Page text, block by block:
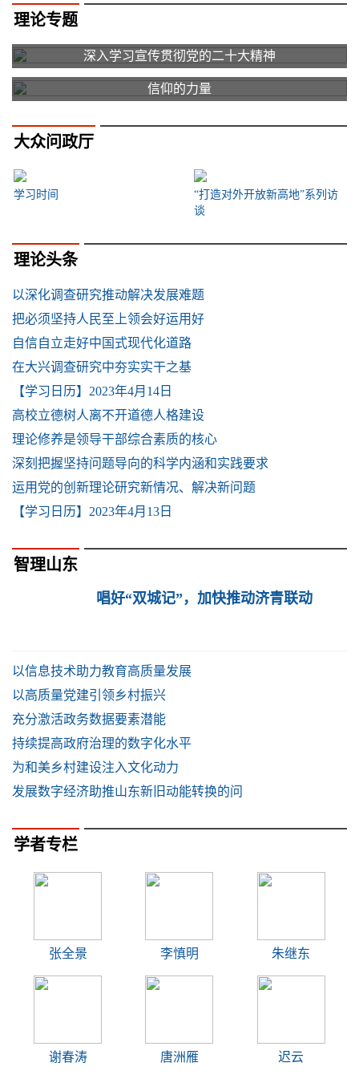
理论专题
深入学习宣传贯彻党的二十大精神
信仰的力量
大众问政厅
学习时间
“打造对外开放新高地”系列访
谈
理论头条
以深化调查研究推动解决发展难题
把必须坚持人民至上领会好运用好
自信自立走好中国式现代化道路
在大兴调查研究中夯实实干之基
【学习日历】2023年4月14日
高校立德树人离不开道德人格建设
理论修养是领导干部综合素质的核心
深刻把握坚持问题导向的科学内涵和实践要求
运用党的创新理论研究新情况、解决新问题
【学习日历】2023年4月13日
智理山东
唱好“双城记”，加快推动济青联动
以信息技术助力教育高质量发展
以高质量党建引领乡村振兴
充分激活政务数据要素潜能
持续提高政府治理的数字化水平
为和美乡村建设注入文化动力
发展数字经济助推山东新旧动能转换的问
学者专栏
张全景 李慎明 朱继东
谢春涛 唐洲雁 迟云